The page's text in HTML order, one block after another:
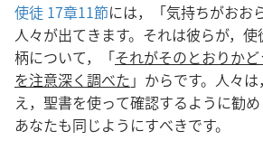
使徒 17章11節には，「気持ちがおお
人々が出てきます。それは彼らが，
柄について，「それがそのとおりか
を注意深く調べた 」からです。人々
え，聖書を使って確認するように勧め
あなたも同じようにすべきです。